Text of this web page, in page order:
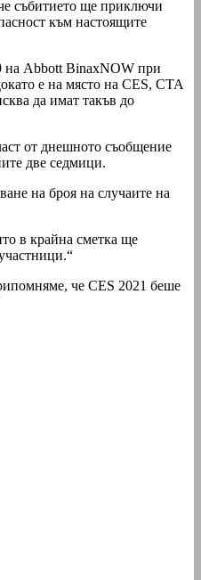
събитието ще приключи
към настоящите
на Abbott BinaxNOW при
е на място на CES, CTA
да имат такъв до
от днешното съобщение
две седмици.
на броя на случаите на
в крайна сметка ще
че CES 2021 беше